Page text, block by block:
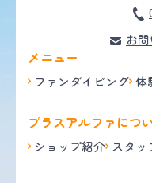
お
メニュー
ファンダイビング 体
プラスアルファにつ
ショップ紹介 スタッ